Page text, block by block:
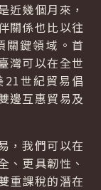
近幾個月來，
關係也比以往
關鍵領域。首
灣可以在全世
世紀貿易倡
邊互惠貿易及
，我們可以在
、更具韌性、
重課稅的潛在